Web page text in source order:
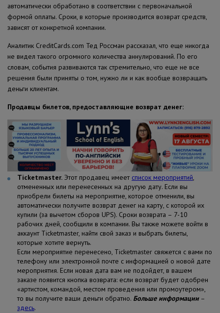
автоматически обработано в соответствии с первоначальной
формой оплаты. Сроки, в которые производится возврат средств,
зависят от конкретной компании.
Аналитик CreditCards.com Тед Россман рассказал, что еще никогда
не видел такого огромного количества аннулирований. По его
словам, события развиваются так стремительно, что еще не все
решения были приняты о том, нужно ли и как вообще возвращать
деньги клиентам.
Продавцы билетов, предоставляющие возврат денег:
Ticketmaster. Этот продавец имеет список мероприятий,
отмененных или перенесенных на другую дату. Если вы
приобрели билеты на мероприятие, которое отменили, вы
автоматически получите возврат денег на карту, с которой их
купили (за вычетом сборов UPS). Сроки возврата – 7-10
рабочих дней, сообщили в компании. Вы также можете войти в
аккаунт Ticketmaster, найти свой заказ и выбрать билеты,
которые хотите вернуть.
Если мероприятие перенесено, Ticketmaster свяжется с вами по
телефону или электронной почте с информацией о новой дате
мероприятия. Если новая дата вам не подойдет, в вашем
заказе появится кнопка возврата: если возврат будет одобрен
«артистом, командой, местом проведения или промоутером»,
то вы получите ваши деньги обратно. Больше информации–
здесь.